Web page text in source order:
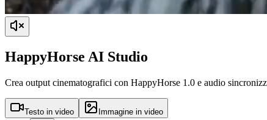
HappyHorse AI Studio
Crea output cinematografici con HappyHorse 1.0 e audio
Testo in video Immagine in video